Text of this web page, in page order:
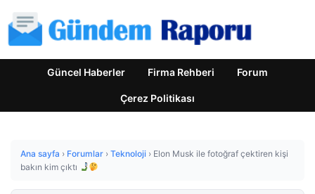
Güncel Haberler Firma Rehberi Forum
Çerez Politikası
Ana sayfa › Forumlar › Teknoloji › Elon Musk ile fotoğraf çektiren kişi
bakın kim çıktı